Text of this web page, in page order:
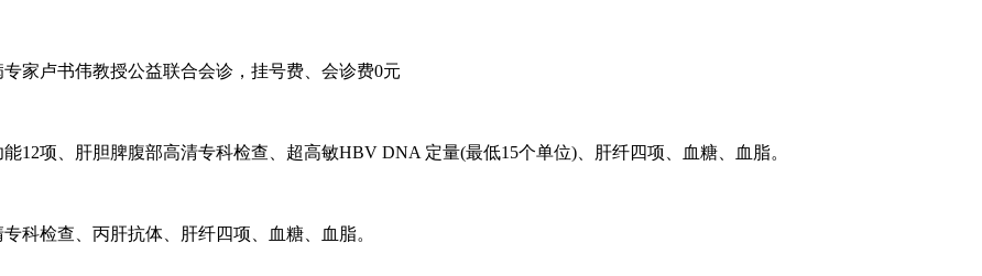
卢书伟教授公益联合会诊，挂号费、会诊费0元
项、肝胆脾腹部高清专科检查、超高敏HBV DNA 定量(最低15个单位)、肝纤四项、血糖、血脂。
检查、丙肝抗体、肝纤四项、血糖、血脂。